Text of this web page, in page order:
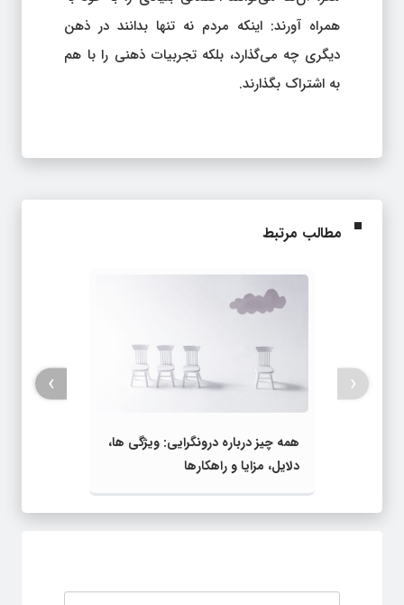
همراه آورند: اینکه مردم نه تنها بدانند در ذهن
دیگری چه می‌گذارد، بلکه تجربیات ذهنی را با هم
به اشتراک بگذارند.
مطالب مرتبط
همه چیز درباره‌ درونگرایی: ویژگی‌ ها،
دلایل، مزایا و راهکارها
‹
›